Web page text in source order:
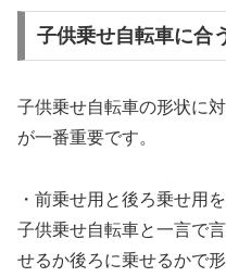
子供乗せ自転車に合
子供乗せ自転車の形状に
が一番重要です。
・前乗せ用と後ろ乗せ用
子供乗せ自転車と一言で
せるか後ろに乗せるかで